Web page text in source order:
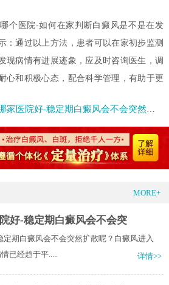
医院-如何在家判断白癜风是不是在发
：通过以上方法，患者可以在家初步监测
现病情有进展迹象，应及时咨询医生，调
心和积极心态，配合科学管理，有助于更
医院好-稳定期白癜风会不会突然扩散呢
MORE+
好-稳定期白癜风会不会突
定期白癜风会不会突然扩散呢？白癜风进入
已经趋于平.....
详情>>